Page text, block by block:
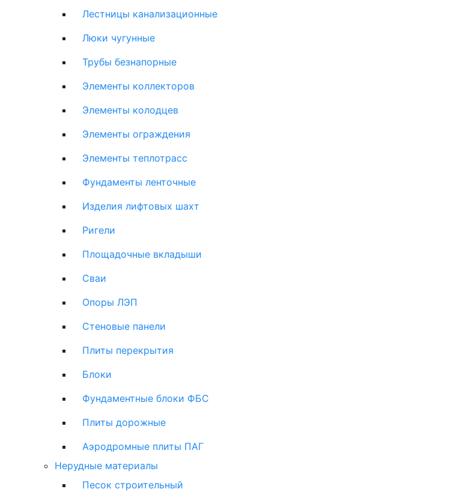
Лестницы канализационные
Люки чугунные
Трубы безнапорные
Элементы коллекторов
Элементы колодцев
Элементы ограждения
Элементы теплотрасс
Фундаменты ленточные
Изделия лифтовых шахт
Ригели
Площадочные вкладыши
Сваи
Опоры ЛЭП
Стеновые панели
Плиты перекрытия
Блоки
Фундаментные блоки ФБС
Плиты дорожные
Аэродромные плиты ПАГ
Нерудные материалы
Песок строительный